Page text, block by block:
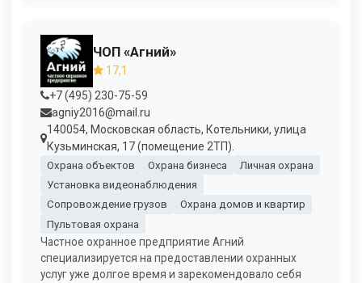
ЧОП «Агний»
17,1
+7 (495) 230-75-59
agniy2016@mail.ru
140054, Московская область, Котельники, улица
Кузьминская, 17 (по­меще­ние 2ТП).
Охрана объектов Охрана бизнеса
Личная охрана
Установка видеонаблюдения
Сопровождение грузов
Охрана домов и квартир
Пультовая охрана
Частное охранное предприятие Агний
специализируется на предоставлении охранных
услуг уже долгое время и зарекомендовало себя